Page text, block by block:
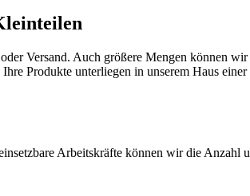
Versand. Auch größere Mengen können
Produkte unterliegen in unserem Haus
Arbeitskräfte können wir die Anzahl